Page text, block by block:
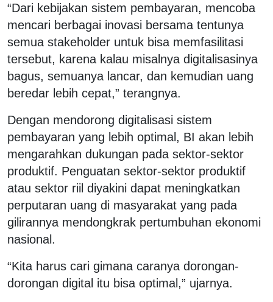
“Dari kebijakan sistem pembayaran, mencoba
mencari berbagai inovasi bersama tentunya
semua stakeholder untuk bisa memfasilitasi
tersebut, karena kalau misalnya digitalisasinya
bagus, semuanya lancar, dan kemudian uang
beredar lebih cepat,” terangnya.
Dengan mendorong digitalisasi sistem
pembayaran yang lebih optimal, BI akan lebih
mengarahkan dukungan pada sektor-sektor
produktif. Penguatan sektor-sektor produktif
atau sektor riil diyakini dapat meningkatkan
perputaran uang di masyarakat yang pada
gilirannya mendongkrak pertumbuhan ekonomi
nasional.
“Kita harus cari gimana caranya dorongan-
dorongan digital itu bisa optimal,” ujarnya.